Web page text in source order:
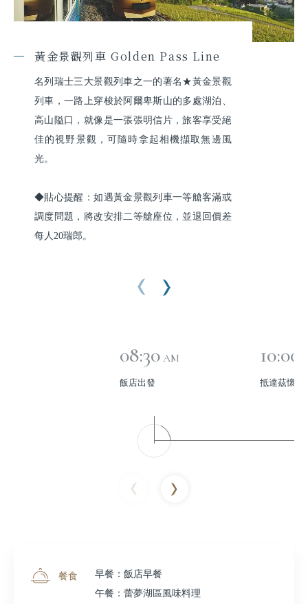
黃金景觀列車 Golden Pass Line
名列瑞士三大景觀列車之一的著名★黃金景觀
列車，一路上穿梭於阿爾卑斯山的多處湖泊、
高山隘口，就像是一張張明信片，旅客享受絕
佳的視野景觀，可隨時拿起相機擷取無邊風
光。
◆貼心提醒：如遇黃金景觀列車一等艙客滿或
調度問題，將改安排二等艙座位，並退回價差
每人20瑞郎。
08:30 AM
飯店出發
10:00
抵達茲懷斯
餐食
早餐：飯店早餐
午餐：蕾夢湖區風味料理